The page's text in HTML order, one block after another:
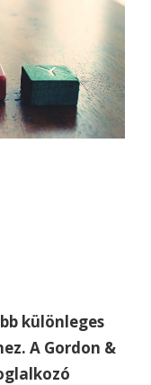
különleges
A Gordon &